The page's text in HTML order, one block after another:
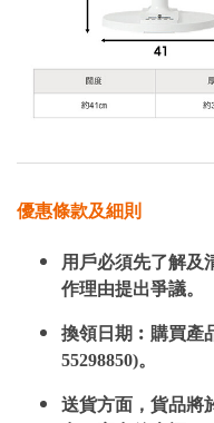
優惠條款及細則
用戶必須先了解及
作理由提出爭議。
換領日期︰購買產
55298850)。
送貨方面，貨品將